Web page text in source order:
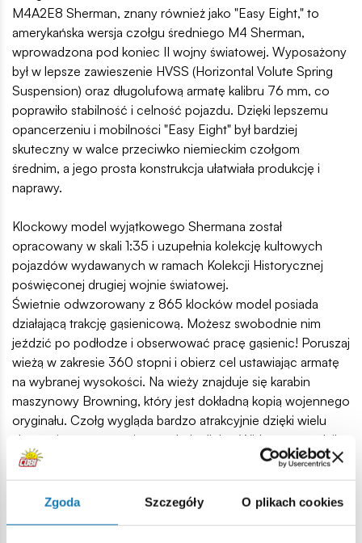
Zgoda Szczegóły O plikach cookies
M4A2E8 Sherman, znany również jako "Easy Eight," to
amerykańska wersja czołgu średniego M4 Sherman,
wprowadzona pod koniec II wojny światowej. Wyposażony
był w lepsze zawieszenie HVSS (Horizontal Volute Spring
Suspension) oraz długolufową armatę kalibru 76 mm, co
poprawiło stabilność i celność pojazdu. Dzięki lepszemu
opancerzeniu i mobilności "Easy Eight" był bardziej
skuteczny w walce przeciwko niemieckim czołgom
średnim, a jego prosta konstrukcja ułatwiała produkcję i
naprawy.
Klockowy model wyjątkowego Shermana został
opracowany w skali 1:35 i uzupełnia kolekcję kultowych
pojazdów wydawanych w ramach Kolekcji Historycznej
poświęconej drugiej wojnie światowej.
Świetnie odwzorowany z 865 klocków model posiada
działającą trakcję gąsienicową. Możesz swobodnie nim
jeździć po podłodze i obserwować pracę gąsienic! Poruszaj
wieżą w zakresie 360 stopni i obierz cel ustawiając armatę
na wybranej wysokości. Na wieży znajduje się karabin
maszynowy Browning, który jest dokładną kopią wojennego
oryginału. Czołg wygląda bardzo atrakcyjnie dzięki wielu
akcesoriom przyczepionym do kadłuba. Widać, że spędził
już na froncie dłuższy czas, a dołączona do niego 5-
osobowa załoga to prawdziwi weterani, o których z
pewnością można by nakręcić niejeden film! Szczegółowo